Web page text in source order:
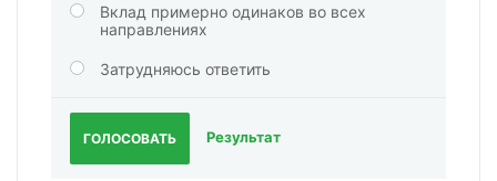
Вклад примерно одинаков во всех
направлениях
Затрудняюсь ответить
ГОЛОСОВАТЬ Результат